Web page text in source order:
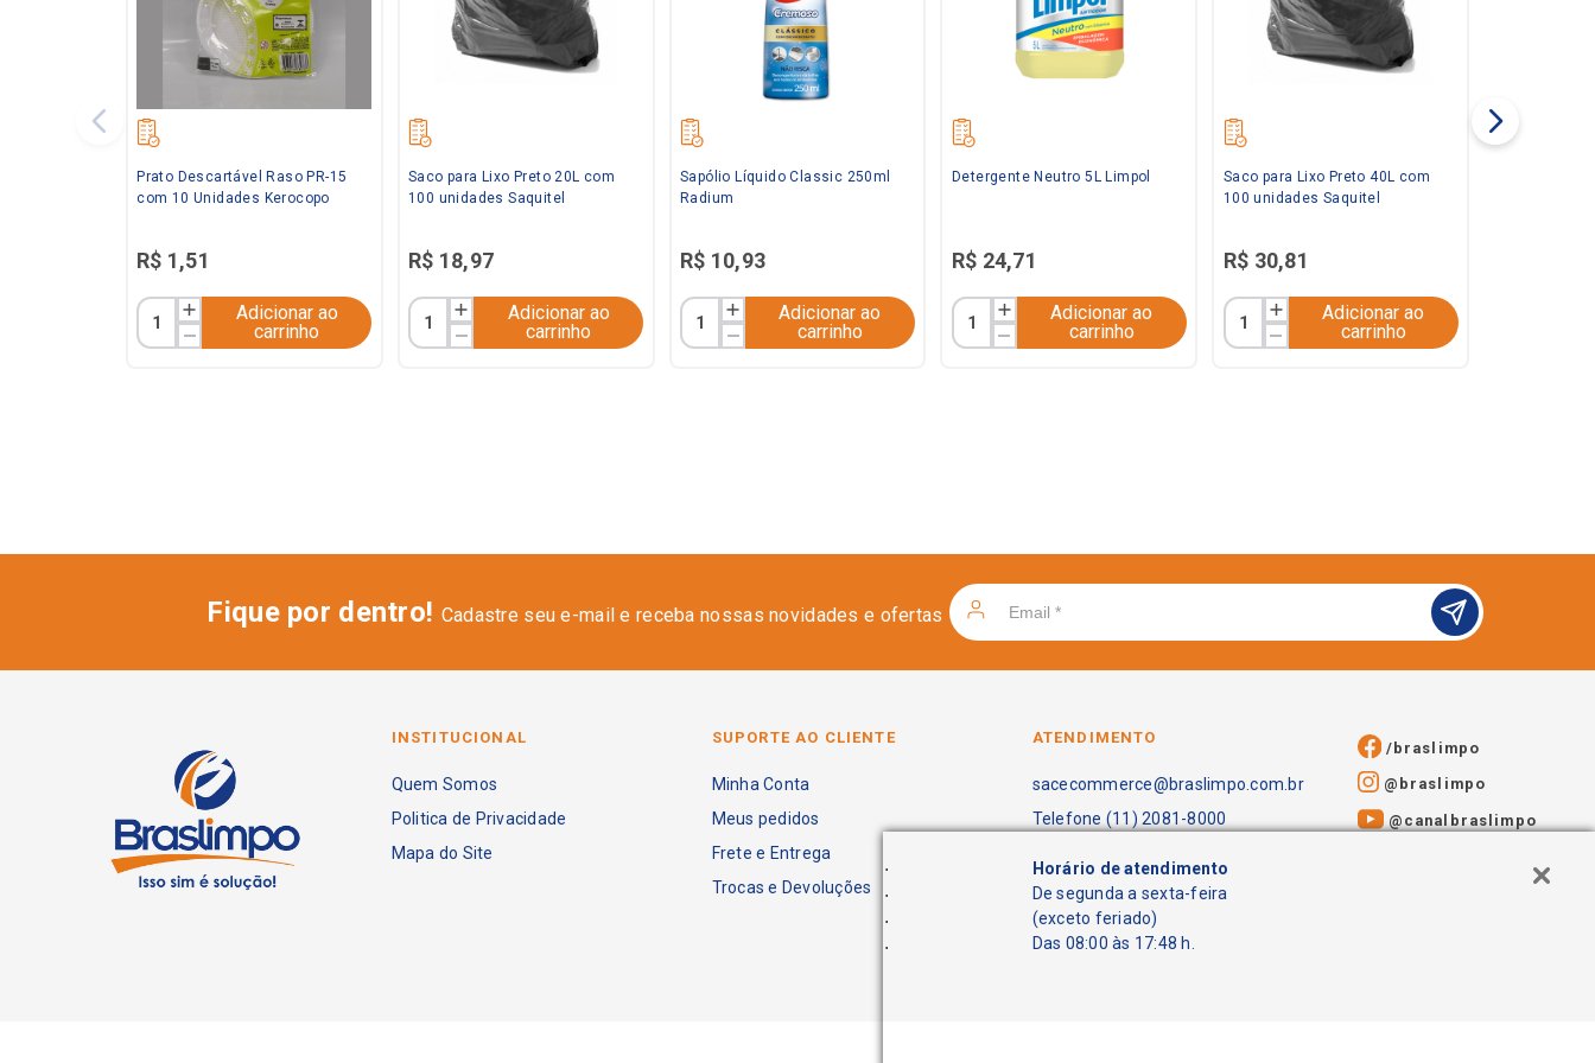
.
.
.
.
Prato Descartável Raso PR-15
com 10 Unidades Kerocopo
R$ 1,51
Adicionar ao
carrinho
Saco para Lixo Preto 20L com
100 unidades Saquitel
R$ 18,97
Adicionar ao
carrinho
Sapólio Líquido Classic 250ml
Radium
R$ 10,93
Adicionar ao
carrinho
Detergente Neutro 5L Limpol
R$ 24,71
Adicionar ao
carrinho
Saco para Lixo Preto 40L com
100 unidades Saquitel
R$ 30,81
Adicionar ao
carrinho
Fique por dentro! Cadastre seu e-mail e receba nossas novidades e ofertas
INSTITUCIONAL
Quem Somos
Politica de Privacidade
Mapa do Site
SUPORTE AO CLIENTE
Minha Conta
Meus pedidos
Frete e Entrega
Trocas e Devoluções
ATENDIMENTO
sacecommerce@braslimpo.com.br
Telefone (11) 2081-8000
Horário de atendimento
De segunda a sexta-feira
(exceto feriado)
Das 08:00 às 17:48 h.
/braslimpo
@braslimpo
@canalbraslimpo​